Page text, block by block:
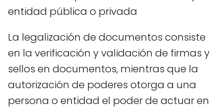
entidad pública o privada
La legalización de documentos consiste
en la verificación y validación de firmas y
sellos en documentos, mientras que la
autorización de poderes otorga a una
persona o entidad el poder de actuar en